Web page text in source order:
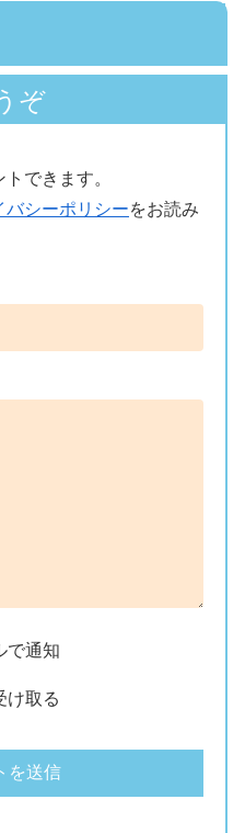
ぞ
できます。
バシーポリシーをお読み
で通知
け取る